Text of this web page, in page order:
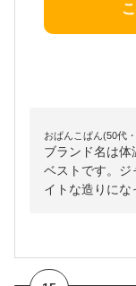
おぱんこぱん(50代
ブランド名は体
ベストです。ジ
イトな造りにな